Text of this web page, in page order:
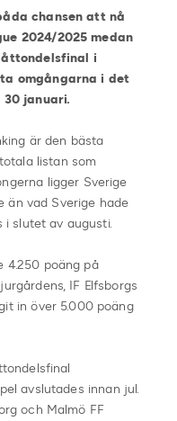
chansen att nå
2024/2025 medan
i
omgångarna i det
januari.
är den bästa
listan som
ligger Sverige
än vad Sverige hade
i slutet av augusti.
4.250 poäng på
IF Elfsborgs
in över 5.000 poäng
avslutades innan jul.
och Malmö FF